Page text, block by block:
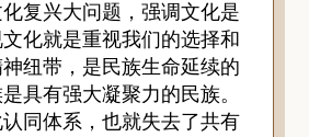
复兴大问题，强调文化是
化就是重视我们的选择和
纽带，是民族生命延续的
具有强大凝聚力的民族。
同体系，也就失去了共有